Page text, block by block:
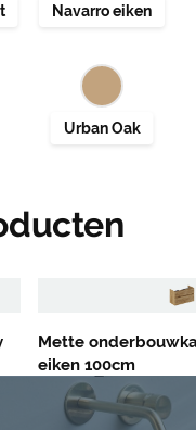
Mette
eiken 100cm